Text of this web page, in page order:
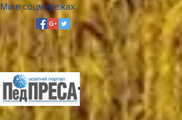
Ми в соцмережах